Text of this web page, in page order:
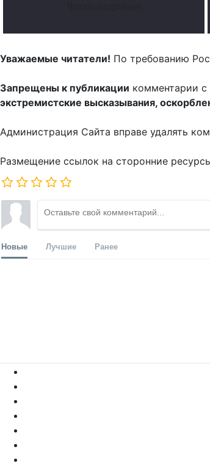
Уважаемые читатели! По требованию
Запрещены к публикации комментарии с
экстремистские высказывания,
Администрация Сайта вправе удалять
Размещение ссылок на сторонние
Новые Лучшие Ранее